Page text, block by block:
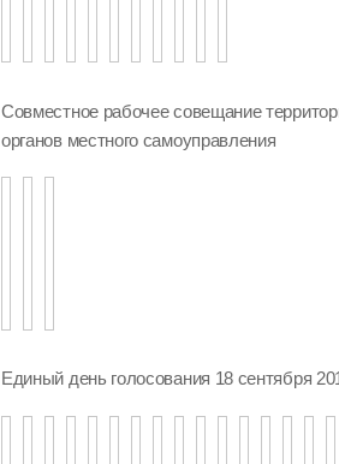
Совместное рабочее совещание
органов местного самоуправления
Единый день голосования 18 сентября